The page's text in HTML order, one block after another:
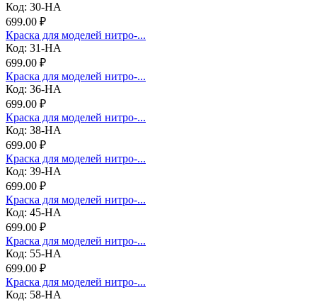
Код: 30-НА
699.00 ₽
Краска для моделей нитро-...
Код: 31-НА
699.00 ₽
Краска для моделей нитро-...
Код: 36-НА
699.00 ₽
Краска для моделей нитро-...
Код: 38-НА
699.00 ₽
Краска для моделей нитро-...
Код: 39-НА
699.00 ₽
Краска для моделей нитро-...
Код: 45-НА
699.00 ₽
Краска для моделей нитро-...
Код: 55-НА
699.00 ₽
Краска для моделей нитро-...
Код: 58-НА